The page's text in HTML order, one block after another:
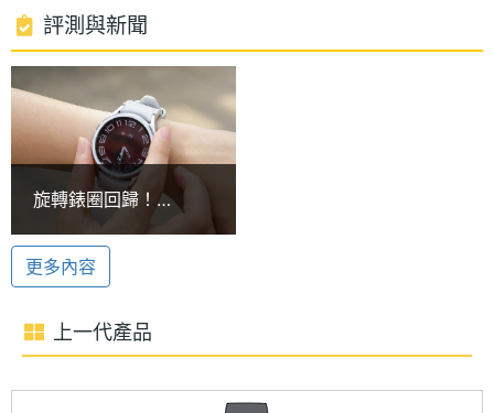
三星 Exynos W930 處理器
SAMSUNG Galaxy Watch6 44mm 運行 Wear OS 4
作業系統、One UI 5 Watch 操作介面，搭載
SAMSUNG Exynos W930 , 1.4GHz 雙核心處理器，
內建 2GB RAM／16GB ROM ，並支援 Wi-Fi 4、藍牙
5.3、NFC、GPS；內建新版的 Samsung Wallet，將
信用卡和會員卡等等整合一起，搭配手勢控制，日常
生活更方便快捷。
心律不整提醒
SAMSUNG Galaxy Watch6 44mm 具備 Samsung
處理器
時脈
1.4 GHz
處理器
核心數
2
憶體
2 GB
ROM儲
存空間
電池容
425 mAh
評測與新聞
旋轉錶圈回歸！
SAMSUNG Watch6
Classic智慧手錶開箱
更多內容
上一代產品